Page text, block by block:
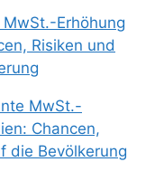
Erhöhung
Risiken und
MwSt.-
Chancen,
die Bevölkerung